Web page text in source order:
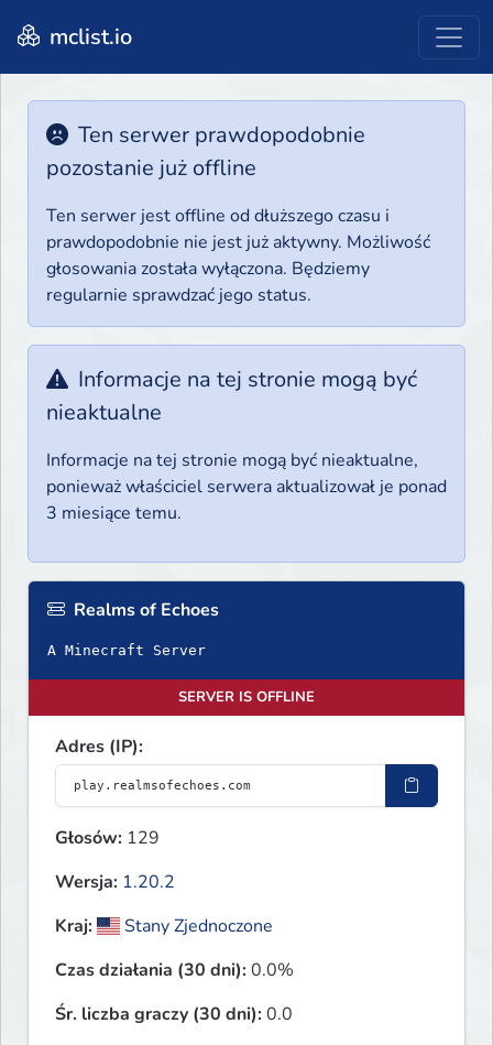
mclist.io
Ten serwer prawdopodobnie
pozostanie już offline
Ten serwer jest offline od dłuższego czasu i
prawdopodobnie nie jest już aktywny. Możliwość
głosowania została wyłączona. Będziemy
regularnie sprawdzać jego status.
Informacje na tej stronie mogą być
nieaktualne
Informacje na tej stronie mogą być nieaktualne,
ponieważ właściciel serwera aktualizował je ponad
3 miesiące temu.
Realms of Echoes
A Minecraft Server
SERVER IS OFFLINE
Adres (IP):
Głosów: 129
Wersja: 1.20.2
Kraj:
Stany Zjednoczone
Czas działania (30 dni):0.0%
Śr. liczba graczy (30 dni):0.0